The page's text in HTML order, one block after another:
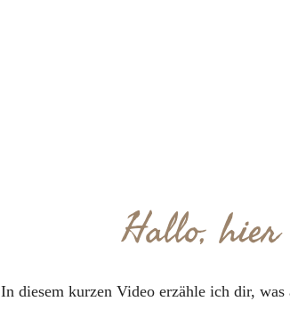
Hallo,
In diesem kurzen Video erzähle ich dir, was